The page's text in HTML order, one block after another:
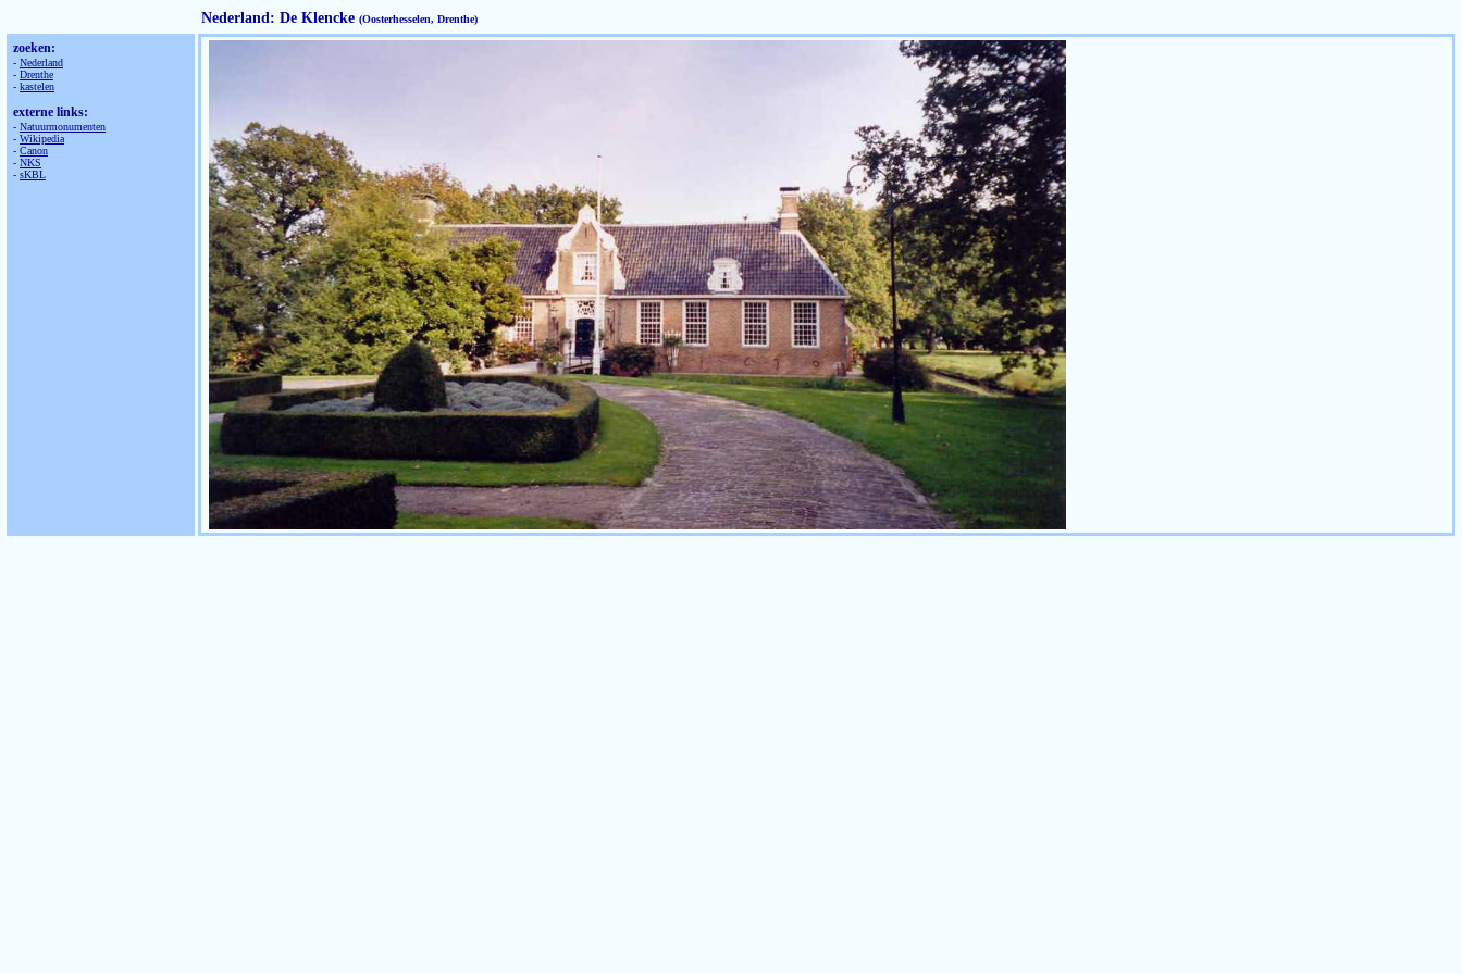
Nederland: De Klencke (Oosterhesselen, Drenthe)
zoeken:
- Nederland
- Drenthe
- kastelen
externe links:
- Natuurmonumenten
- Wikipedia
- Canon
- NKS
- sKBL